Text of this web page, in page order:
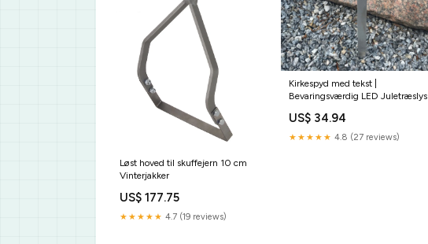
Løst hoved til skuffejern 10 cm
Vinterjakker
US$ 177.75
★★★★★ 4.7 (19 reviews)
Kirkespyd med tekst |
Bevaringsværdig LED Juletræslys
US$ 34.94
★★★★★ 4.8 (27 reviews)